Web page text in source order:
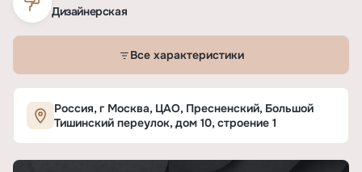
Дизайнерская
Все характеристики
Характеристики ЖК «Большая Тишинка 10»
Россия, г Москва, ЦАО, Пресненский, Большой
Тишинский переулок, дом 10, строение 1